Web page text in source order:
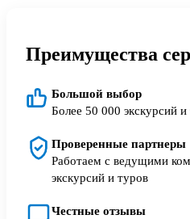
Преимущества
Большой выбор
Более 50 000 экскурсий
Проверенные партнеры
Работаем с ведущими
экскурсий и туров
Честные отзывы